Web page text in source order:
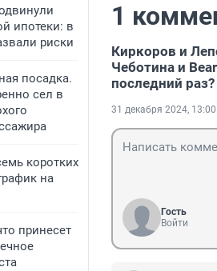
ипотеки: в
риски
посадка.
сел в
коротких
на
принесет
1
Киркоров и
Чеботина и
последний раз?
31 декабря 2024, 13:00
Гость
Войти